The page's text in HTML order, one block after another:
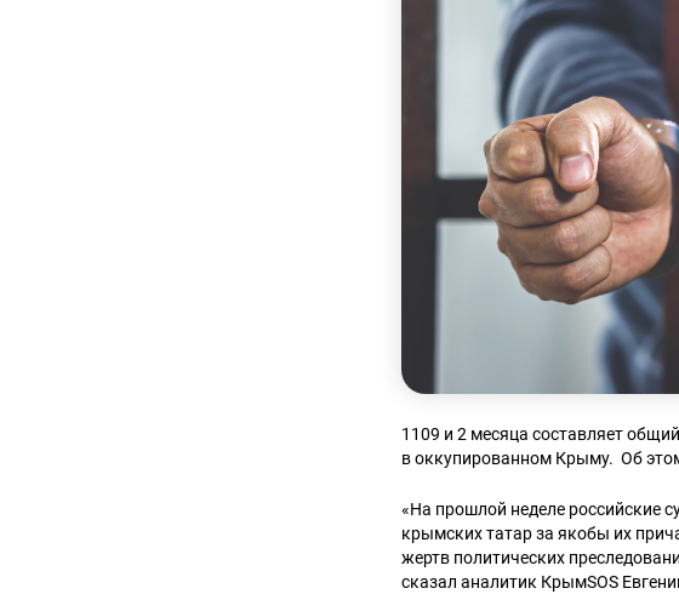
1109 и 2 месяца составляет
в оккупированном Крыму. Об
«На прошлой неделе российские
крымских татар за якобы их
жертв политических
сказал аналитик КрымSOS